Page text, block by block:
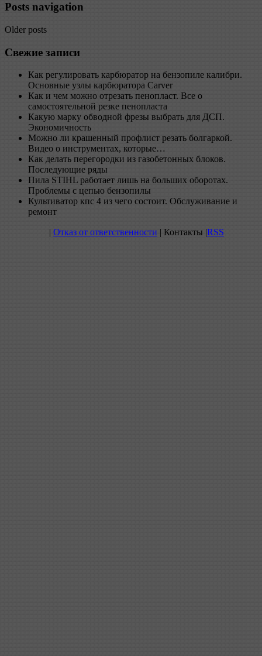
Posts navigation
Older posts
Свежие записи
Как регулировать карбюратор на бензопиле калибри.
Основные узлы карбюратора Carver
Как и чем можно отрезать пенопласт. Все о
самостоятельной резке пенопласта
Какую марку обводной фрезы выбрать для ДСП.
Экономичность
Можно ли крашенный профлист резать болгаркой.
Видео о инструментах, которые…
Как делать перегородки из газобетонных блоков.
Последующие ряды
Пила STIHL работает лишь на больших оборотах.
Проблемы с цепью бензопилы
Культиватор кпс 4 из чего состоит. Обслуживание и
ремонт
| Отказ от ответственности | Контакты |RSS